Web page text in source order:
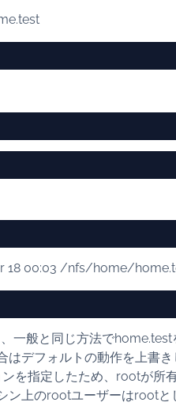
18 00:03 /nfs/home/
一般と同じ方法で
はデフォルトの動作を上書
を指定したため、rootが所
ン上のrootユーザーはrootと